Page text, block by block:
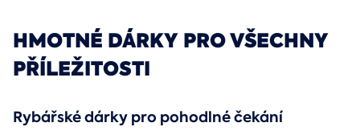
HMOTNÉ DÁRKY PRO VŠECHNY
PŘÍLEŽITOSTI
Rybářské dárky pro pohodlné čekání